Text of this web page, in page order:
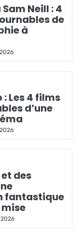
Neill : 4
de
à
Les 4 films
d’une
des
fantastique